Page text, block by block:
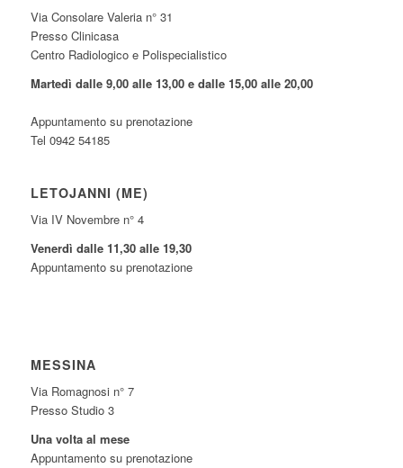
Via Consolare Valeria n° 31
Presso Clinicasa
Centro Radiologico e Polispecialistico
Martedì dalle 9,00 alle 13,00 e dalle 15,00 alle 20,00
Appuntamento su prenotazione
Tel 0942 54185
LETOJANNI (ME)
Via IV Novembre n° 4
Venerdì dalle 11,30 alle 19,30
Appuntamento su prenotazione
MESSINA
Via Romagnosi n° 7
Presso Studio 3
Una volta al mese
Appuntamento su prenotazione